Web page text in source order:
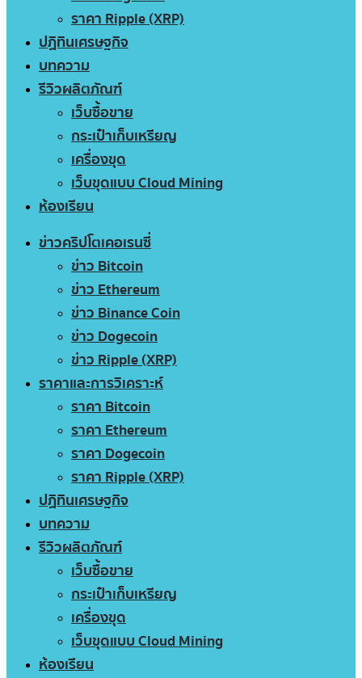
ราคา Ripple (XRP)
ปฏิทินเศรษฐกิจ
บทความ
รีวิวผลิตภัณฑ์
เว็บซื้อขาย
กระเป๋าเก็บเหรียญ
เครื่องขุด
เว็บขุดแบบ Cloud Mining
ห้องเรียน
ข่าวคริปโตเคอเรนซี่
ข่าว Bitcoin
ข่าว Ethereum
ข่าว Binance Coin
ข่าว Dogecoin
ข่าว Ripple (XRP)
ราคาและการวิเคราะห์
ราคา Bitcoin
ราคา Ethereum
ราคา Dogecoin
ราคา Ripple (XRP)
ปฏิทินเศรษฐกิจ
บทความ
รีวิวผลิตภัณฑ์
เว็บซื้อขาย
กระเป๋าเก็บเหรียญ
เครื่องขุด
เว็บขุดแบบ Cloud Mining
ห้องเรียน